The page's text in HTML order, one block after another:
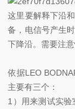
这里要解释下沿
备，电信号产生
下降沿。需要注
依据LEO
主要有三个：
1）用来测试实